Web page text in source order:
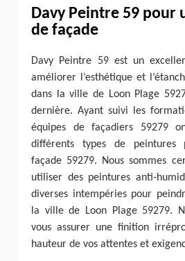
Davy Peintre 59 pour
de façade
Davy Peintre 59 est un
améliorer l’esthétique et
dans la ville de Loon Plage
dernière. Ayant suivi les
équipes de façadiers 59279
différents types de peintures
façade 59279. Nous sommes
utiliser des peintures anti-
diverses intempéries pour
la ville de Loon Plage 59279.
vous assurer une finition
hauteur de vos attentes et